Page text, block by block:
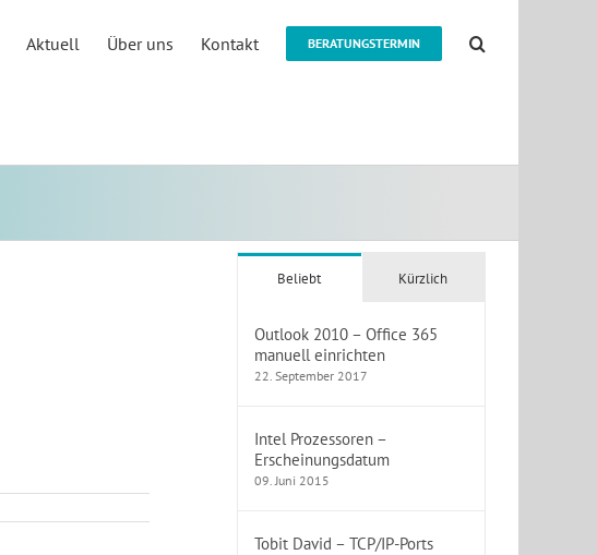
Aktuell Über uns Kontakt BERATUNGSTERMIN
Beliebt Kürzlich
Outlook 2010 – Office 365
manuell einrichten
22. September 2017
Intel Prozessoren –
Erscheinungsdatum
09. Juni 2015
Tobit David – TCP/IP-Ports